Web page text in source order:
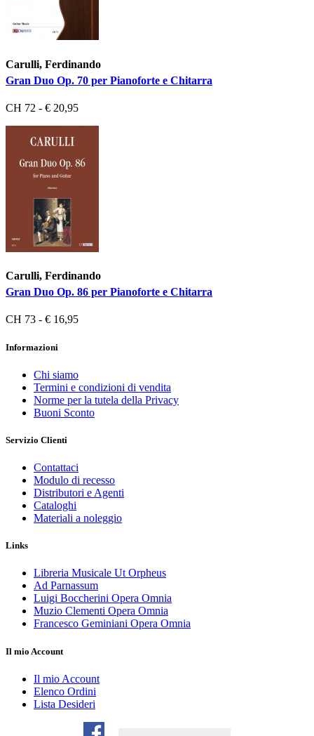
Carulli, Ferdinando
Gran Duo Op. 70 per Pianoforte e Chitarra
CH 72 - € 20,95
Carulli, Ferdinando
Gran Duo Op. 86 per Pianoforte e Chitarra
CH 73 - € 16,95
Informazioni
Chi siamo
Termini e condizioni di vendita
Norme per la tutela della Privacy
Buoni Sconto
Servizio Clienti
Contattaci
Modulo di recesso
Distributori e Agenti
Cataloghi
Materiali a noleggio
Links
Libreria Musicale Ut Orpheus
Ad Parnassum
Luigi Boccherini Opera Omnia
Muzio Clementi Opera Omnia
Francesco Geminiani Opera Omnia
Il mio Account
Il mio Account
Elenco Ordini
Lista Desideri